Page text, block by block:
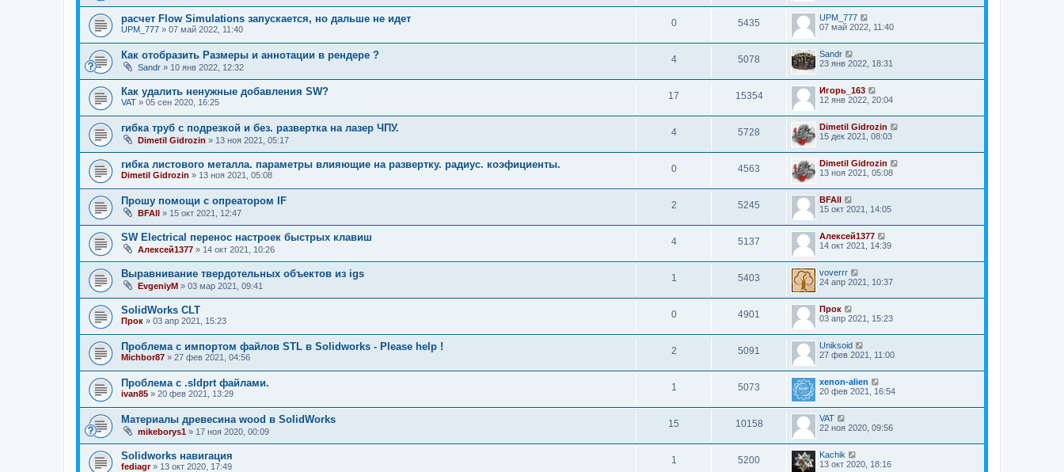
расчет Flow Simulations запускается, но дальше не идет
UPM_777 » 07 май 2022, 11:40
0 5435
UPM_777
07 май 2022, 11:40
Как отобразить Размеры и аннотации в рендере ?
Sandr » 10 янв 2022, 12:32
4 5078
Sandr
23 янв 2022, 18:31
Как удалить ненужные добавления SW?
VAT » 05 сен 2020, 16:25
17 15354
Игорь_163
12 янв 2022, 20:04
гибка труб с подрезкой и без. развертка на лазер ЧПУ.
Dimetil Gidrozin » 13 ноя 2021, 05:17
4 5728
Dimetil Gidrozin
15 дек 2021, 08:03
гибка листового металла. параметры влияющие на развертку. радиус. коэфициенты.
Dimetil Gidrozin » 13 ноя 2021, 05:08
0 4563
Dimetil Gidrozin
13 ноя 2021, 05:08
Прошу помощи с опреатором IF
BFAll » 15 окт 2021, 12:47
2 5245
BFAll
15 окт 2021, 14:05
SW Electrical перенос настроек быстрых клавиш
Алексей1377 » 14 окт 2021, 10:26
4 5137
Алексей1377
14 окт 2021, 14:39
Выравнивание твердотельных объектов из igs
EvgeniyM » 03 мар 2021, 09:41
1 5403
voverrr
24 апр 2021, 10:37
SolidWorks CLT
Прок » 03 апр 2021, 15:23
0 4901
Прок
03 апр 2021, 15:23
Проблема с импортом файлов STL в Solidworks - Please help !
Michbor87 » 27 фев 2021, 04:56
2 5091
Uniksoid
27 фев 2021, 11:00
Проблема c .sldprt файлами.
ivan85 » 20 фев 2021, 13:29
1 5073
xenon-alien
20 фев 2021, 16:54
Материалы древесина wood в SolidWorks
mikeborys1 » 17 ноя 2020, 00:09
15 10158
VAT
22 ноя 2020, 09:56
Solidworks навигация
fediagr» 13 окт 2020, 17:49
1 5200
Kachik
13 окт 2020, 18:16